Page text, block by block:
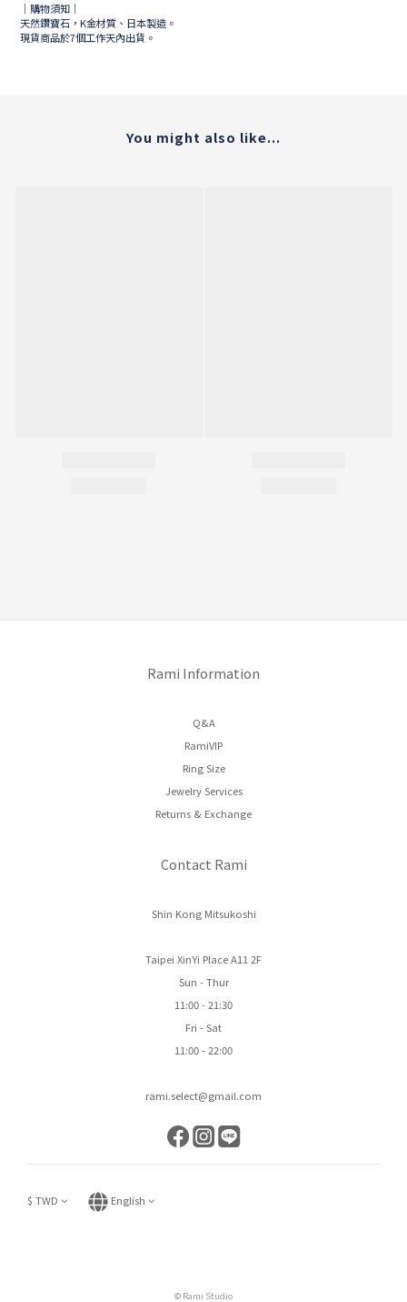
｜購物須知｜
天然鑽寶石，K金材質、日本製造。
現貨商品於7個工作天內出貨。
You might also like...
Rami Information
Q&A
RamiVIP
Ring Size
Jewelry Services
Returns & Exchange
Contact Rami
Shin Kong Mitsukoshi
Taipei XinYi Place A11 2F
Sun - Thur
11:00 - 21:30
Fri - Sat
11:00 - 22:00
rami.select@gmail.com
$ TWD English
© Rami Studio